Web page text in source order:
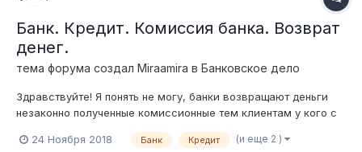
Банк. Кредит. Комиссия банка. Возврат
денег.
тема форума создал Miraamira в Банковское дело
Здравствуйте! Я понять не могу, банки возвращают деньги
незаконно полученные комиссионные тем клиентам у кого с
у кого с июля 2016 нет .... знакомая в 2017 году марте
24 Ноября 2018 Банк Кредит (и еще 2 )